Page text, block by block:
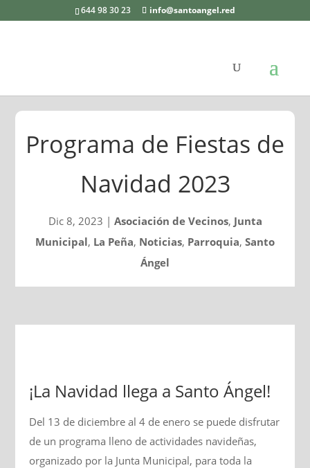
644 98 30 23 info@santoangel.red
Programa de Fiestas de
Navidad 2023
Dic 8, 2023 | Asociación de Vecinos, Junta
Municipal, La Peña, Noticias, Parroquia, Santo
Ángel
¡La Navidad llega a Santo Ángel!
Del 13 de diciembre al 4 de enero se puede disfrutar
de un programa lleno de actividades navideñas,
organizado por la Junta Municipal, para toda la